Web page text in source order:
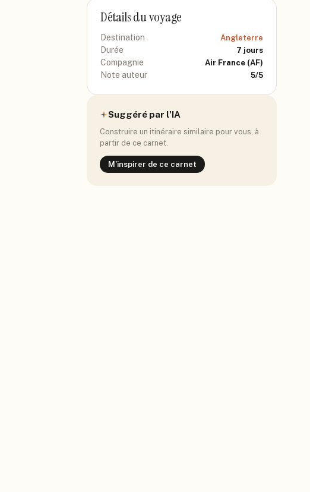
Détails du voyage
Destination Angleterre
Durée 7 jours
Compagnie Air France (AF)
Note auteur 5/5
Suggéré par l'IA
Construire un itinéraire similaire pour vous, à
partir de ce carnet.
M'inspirer de ce carnet